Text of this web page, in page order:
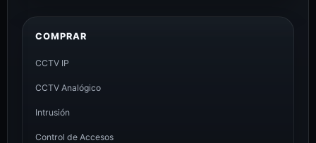
COMPRAR
CCTV IP
CCTV Analógico
Intrusión
Control de Accesos